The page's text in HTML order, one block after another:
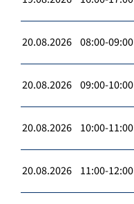
20.08.2026 08:00-09:00
20.08.2026 09:00-10:00
20.08.2026 10:00-11:00
20.08.2026 11:00-12:00